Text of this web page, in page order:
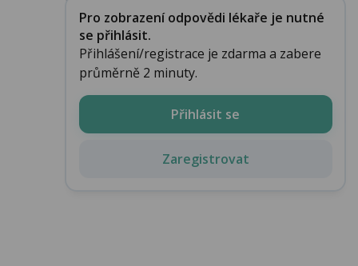
Pro zobrazení odpovědi lékaře je nutné
se přihlásit.
Přihlášení/registrace je zdarma a zabere
průměrně 2 minuty.
Přihlásit se
Zaregistrovat